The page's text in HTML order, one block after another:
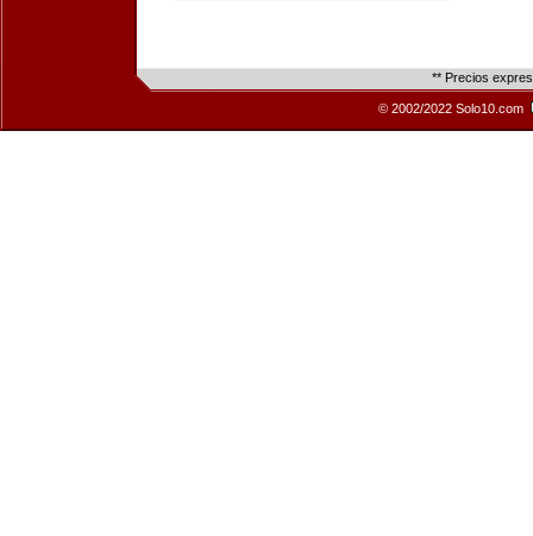
** Precios
© 2002/2022 Solo10.com